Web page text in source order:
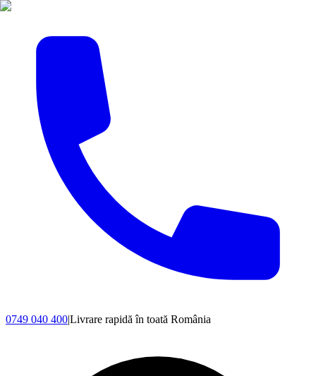
0749 040 400|Livrare rapidă în toată România